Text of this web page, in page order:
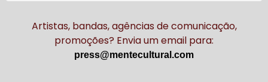
Artistas, bandas, agências de comunicação,
promoções? Envia um email para:
press@mentecultural.com